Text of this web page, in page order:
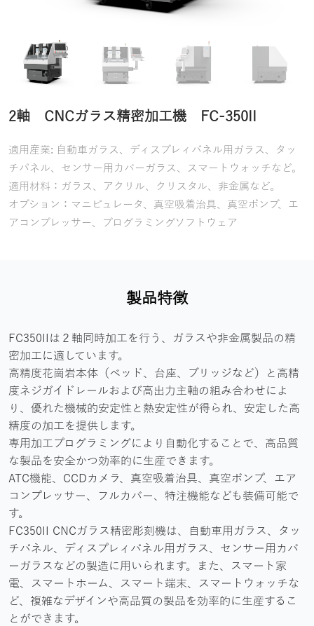
2軸 CNCガラス精密加工機 FC-350II
適用産業: 自動車ガラス、ディスプレィパネル用ガラス、タッ
チパネル、センサー用カバーガラス、スマートウォッチなど。
適用材料：ガラス、アクリル、クリスタル、非金属など。
オプション：マニピュレータ、真空吸着治具、真空ポンプ、エ
アコンプレッサー、プログラミングソフトウェア
製品特徴
FC350IIは２軸同時加工を行う、ガラスや非金属製品の精
密加工に適しています。
高精度花崗岩本体（ベッド、台座、ブリッジなど）と高精
度ネジガイドレールおよび高出力主軸の組み合わせによ
り、優れた機械的安定性と熱安定性が得られ、安定した高
精度の加工を提供します。
専用加工プログラミングにより自動化することで、高品質
な製品を安全かつ効率的に生産できます。
ATC機能、CCDカメラ、真空吸着治具、真空ポンプ、エア
コンプレッサー、フルカバー、特注機能なども装備可能で
す。
FC350II CNCガラス精密彫刻機は、自動車用ガラス、タッ
チパネル、ディスプレィパネル用ガラス、センサー用カバ
ーガラスなどの製造に用いられます。また、スマート家
電、スマートホーム、スマート端末、スマートウォッチな
ど、複雑なデザインや高品質の製品を効率的に生産するこ
とができます。